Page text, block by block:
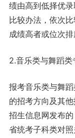
绩由高到低择优
比较办法，依次
成绩高者或位次排
2.音乐类与舞蹈类
报考音乐类与舞
的招考方向及其
招生信息网发布
省统考子科类对